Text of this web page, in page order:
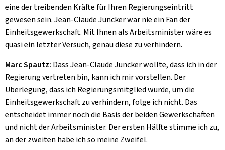
eine der treibenden Kräfte für Ihren Regierungseintritt
gewesen sein. Jean-Claude Juncker war nie ein Fan der
Einheitsgewerkschaft. Mit Ihnen als Arbeitsminister wäre es
quasi ein letzter Versuch, genau diese zu verhindern.
Marc Spautz: Dass Jean-Claude Juncker wollte, dass ich in der
Regierung vertreten bin, kann ich mir vorstellen. Der
Überlegung, dass ich Regierungsmitglied wurde, um die
Einheitsgewerkschaft zu verhindern, folge ich nicht. Das
entscheidet immer noch die Basis der beiden Gewerkschaften
und nicht der Arbeitsminister. Der ersten Hälfte stimme ich zu,
an der zweiten habe ich so meine Zweifel.